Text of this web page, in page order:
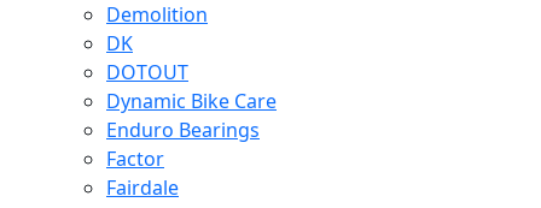
Demolition
DK
DOTOUT
Dynamic Bike Care
Enduro Bearings
Factor
Fairdale